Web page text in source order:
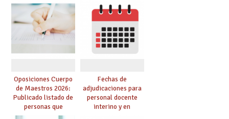
prácticas, se regulan
dichas prácticas y se
convoca acto público
de adjudicación
Cuerpo de Maestros
de especialidades
convocadas a
oposición
Oposiciones Cuerpo
de Maestros 2026:
Publicado listado de
personas que
adquieren nueva
Fechas de
adjudicaciones para
personal docente
interino y en